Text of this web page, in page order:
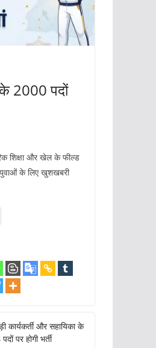
2000 पदों
शिक्षा और खेल के फील्ड
के लिए खुशखबरी
कार्यकर्ती और सहायिका के
पर होगी भर्ती